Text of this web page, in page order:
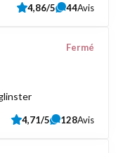
4,86/5 44Avis
Fermé
4,71/5 128Avis